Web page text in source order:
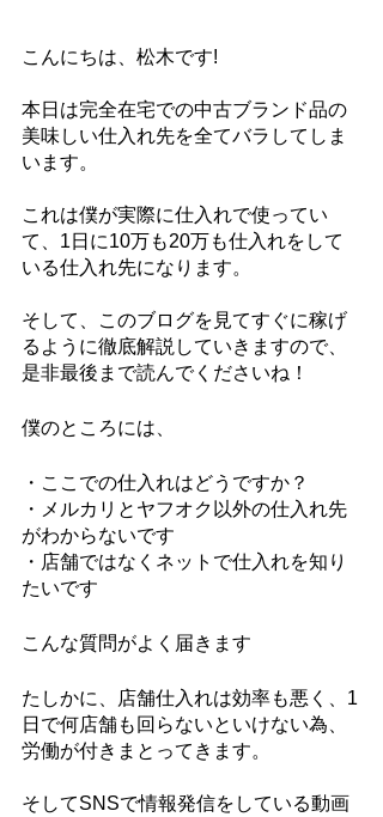
こんにちは、松木です!
本日は完全在宅での中古ブランド品の
美味しい仕入れ先を全てバラしてしま
います。
これは僕が実際に仕入れで使ってい
て、1日に10万も20万も仕入れをして
いる仕入れ先になります。
そして、このブログを見てすぐに稼げ
るように徹底解説していきますので、
是非最後まで読んでくださいね！
僕のところには、
・ここでの仕入れはどうですか？
・メルカリとヤフオク以外の仕入れ先
がわからないです
・店舗ではなくネットで仕入れを知り
たいです
こんな質問がよく届きます
たしかに、店舗仕入れは効率も悪く、1
日で何店舗も回らないといけない為、
労働が付きまとってきます。
そしてSNSで情報発信をしている動画